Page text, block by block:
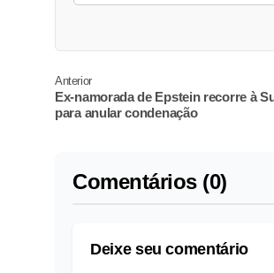
Anterior
Ex-namorada de Epstein recorre à
para anular condenação
Comentários (0)
Deixe seu comentário